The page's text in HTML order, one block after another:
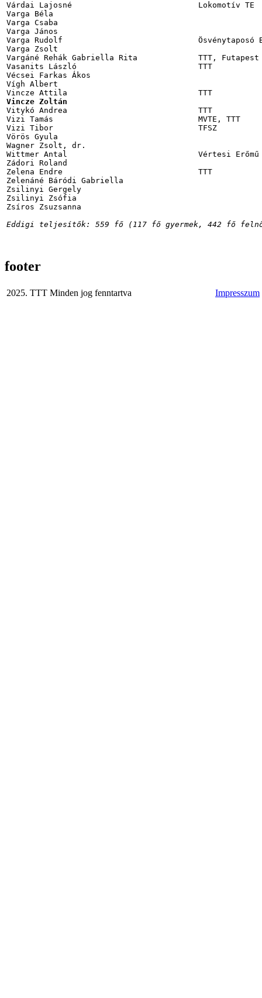
Vincze Zoltán
Vitykó Andrea                            TTT
Vizi Tamás                               MVTE,
Vizi Tibor                               TFSZ
Vörös Gyula
Wagner Zsolt, dr.
Wittmer Antal                            Vértesi
Zádori Roland
Zelena Endre                             TTT
Zelenáné Báródi Gabriella
Zsilinyi Gergely
Zsilinyi Zsófia
Zsíros Zsuzsanna
Eddigi teljesítők: 559 fő (117 fő gyermek, 442 fő
footer
2025. TTT Minden jog fenntartva Impresszum